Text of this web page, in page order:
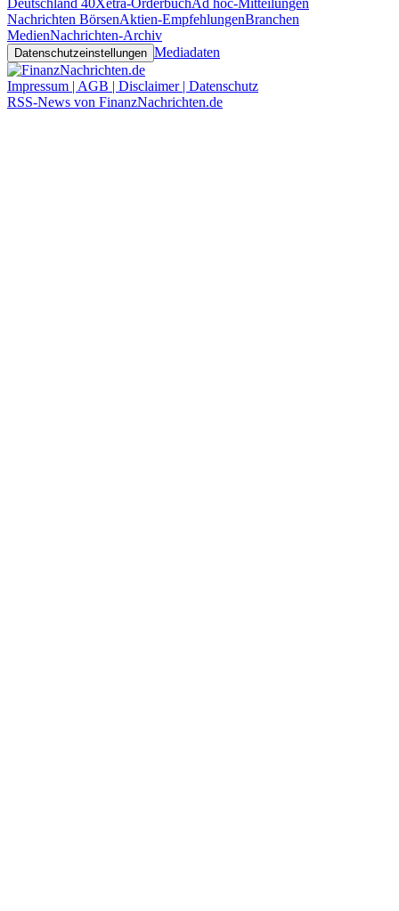
Deutschland 40Xetra-OrderbuchAd hoc-Mitteilungen
Nachrichten BörsenAktien-EmpfehlungenBranchen
MedienNachrichten-Archiv
Datenschutzeinstellungen Mediadaten
Impressum | AGB | Disclaimer | Datenschutz
RSS-News von FinanzNachrichten.de